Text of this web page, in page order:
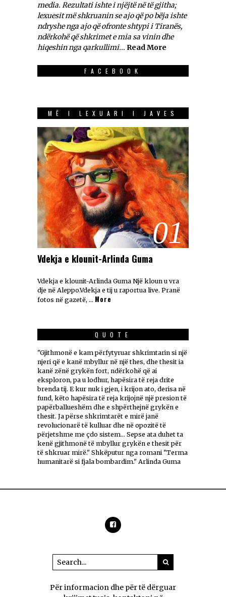
media. Rezultati ishte i njëjtë në të gjitha;
lexuesit më shkruanin se ajo që po bëja ishte
ndryshe nga ajo që ofronte shtypi i Tiranës,
ndërkohë që shkrimet e mia sa vinin dhe
hiqeshin nga qarkullimi... Read More
FACEBOOK
MË I LEXUARI I JAVES
01
Vdekja e klounit-Arlinda Guma
Vdekja e klounit-Arlinda Guma Një kloun u vra
dje në Aleppo.Vdekja e tij u raportua live. Pranë
fotos në gazetë, … More
QUOTE
"Gjithmonë e kam përfytyruar shkrimtarin si një
njeri që e kanë mbyllur në një thes, dhe thesit ia
kanë zënë grykën fort, ndërkohë që ai
eksploron, pa u lodhur, hapësira të reja drite
brenda tij. E kur nuk i gjen, i krijon ato, derisa në
fund, këto hapësira të reja krijojnë një presion të
papërballueshëm dhe e shpërthejnë grykën e
thesit. Ja përse shkrimtarët e mirë janë
revolucionarë të kulluar dhe në opozitë të
përjetshme me çdo sistem... Sepse ata duhet ta
kenë gjithmonë të mbyllur grykën e thesit për
të shkruar mirë." Shkëputur nga romani "Terma
humanitarë si fjala bombardim." Arlinda Guma
Për informacion dhe për të dërguar